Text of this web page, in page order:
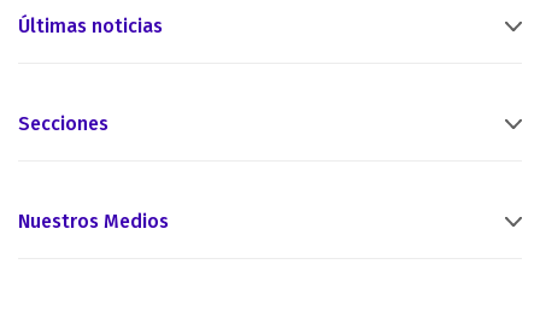
Últimas noticias
Secciones
Nuestros Medios